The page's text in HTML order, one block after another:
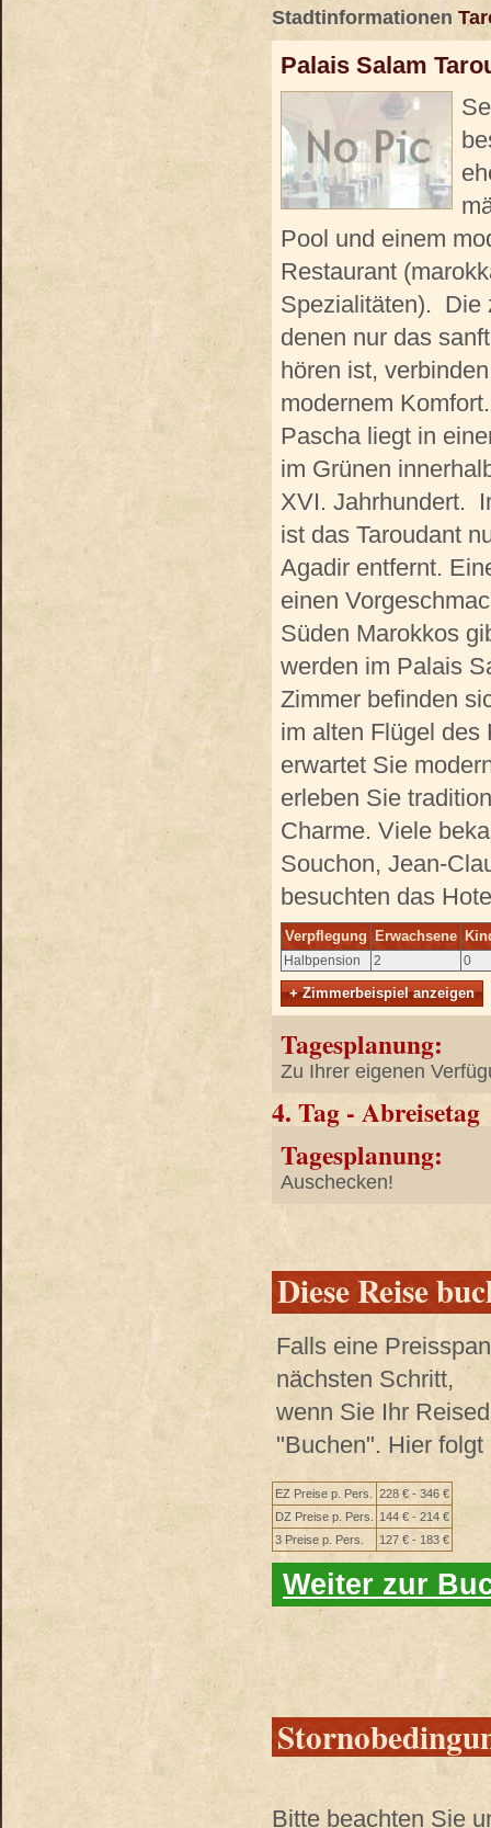
Stadtinformationen
Palais Salam
Pool und einem
Restaurant
Spezialitäten). Die
denen nur das
hören ist,
modernem
Pascha liegt in
im Grünen
XVI. Jahrhundert.
ist das Taroudant
Agadir entfernt.
einen
Süden Marokkos
werden im Palais
Zimmer befinden
im alten Flügel des
erwartet Sie
erleben Sie
Charme. Viele
Souchon, Jean-
besuchten das
Verpflegung Erwachsene
Halbpension 2 0
+ Zimmerbeispiel anzeigen
Tagesplanung:
Zu Ihrer eigenen
4. Tag - Abreisetag
Tagesplanung:
Auschecken!
Diese Reise
Falls eine
nächsten Schritt,
wenn Sie Ihr
"Buchen". Hier
EZ Preise p. Pers.
228 € - 346 €
DZ Preise p. Pers.
144 € - 214 €
3 Preise p. Pers.
127 € - 183 €
Weiter zur
Bitte beachten Sie